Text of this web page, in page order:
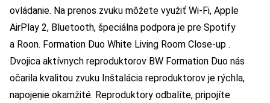
ovládanie. Na prenos zvuku môžete využiť Wi-Fi, Apple
AirPlay 2, Bluetooth, špeciálna podpora je pre Spotify
a Roon. Formation Duo White Living Room Close-up .
Dvojica aktívnych reproduktorov BW Formation Duo nás
očarila kvalitou zvuku Inštalácia reproduktorov je rýchla,
napojenie okamžité. Reproduktory odbalíte, pripojíte